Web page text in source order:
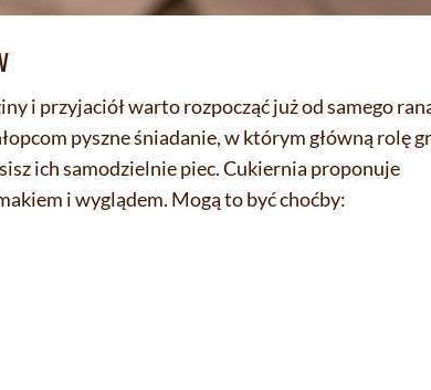
i przyjaciół warto rozpocząć już od samego
pyszne śniadanie, w którym główną rolę
ich samodzielnie piec. Cukiernia proponuje
i wyglądem. Mogą to być choćby: